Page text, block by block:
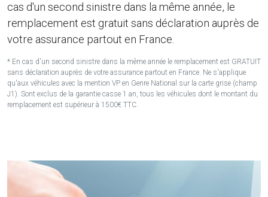
cas d'un second sinistre dans la même année, le
remplacement est gratuit sans déclaration auprès de
votre assurance partout en France.
* En cas d'un second sinistre dans la même année le remplacement est GRATUIT
sans déclaration auprès de votre assurance partout en France. Ne s'applique
qu'aux véhicules avec la mention VP en Genre National sur la carte grise (champ
J1). Sont exclus de la garantie casse 1 an, tous les véhicules dont le montant du
remplacement est supérieur à 1500€ TTC.